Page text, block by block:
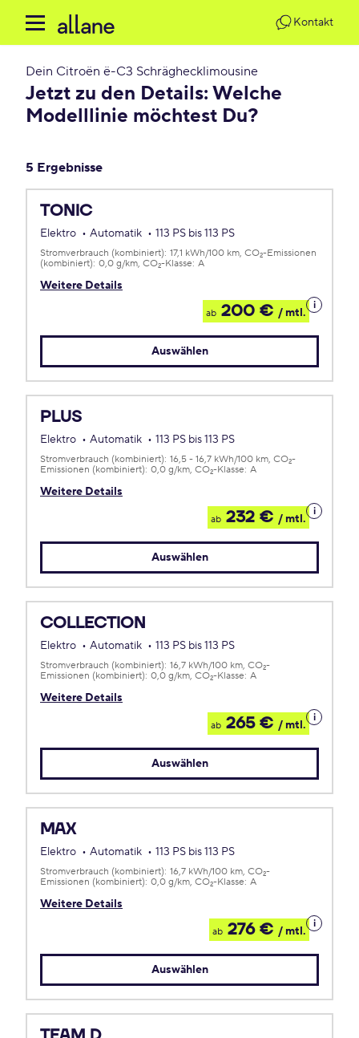
Kontakt
Dein Citroën ë-C3 Schräghecklimousine
Jetzt zu den Details: Welche
Modelllinie möchtest Du?
5 Ergebnisse
TONIC
Elektro Automatik 113 PS bis 113 PS
Weitere Details
Stromverbrauch (kombiniert): 17,1 kWh/100 km CO2-Emissionen
(kombiniert): 0,0 g/km CO2-Klasse: A
ab 200 € / mtl.
Details
zum
Auswählen
PLUS
Elektro Automatik 113 PS bis 113 PS
Weitere Details
Stromverbrauch (kombiniert): 16,5 - 16,7 kWh/100 km CO2-
Emissionen (kombiniert): 0,0 g/km CO2-Klasse: A
ab 232 € / mtl.
Details
zum
Auswählen
COLLECTION
Elektro Automatik 113 PS bis 113 PS
Weitere Details
Stromverbrauch (kombiniert): 16,7 kWh/100 km CO2-
Emissionen (kombiniert): 0,0 g/km CO2-Klasse: A
ab 265 € / mtl.
Details
zum
Auswählen
MAX
Elektro Automatik 113 PS bis 113 PS
Weitere Details
Stromverbrauch (kombiniert): 16,7 kWh/100 km CO2-
Emissionen (kombiniert): 0,0 g/km CO2-Klasse: A
ab 276 € / mtl.
Details
zum
Auswählen